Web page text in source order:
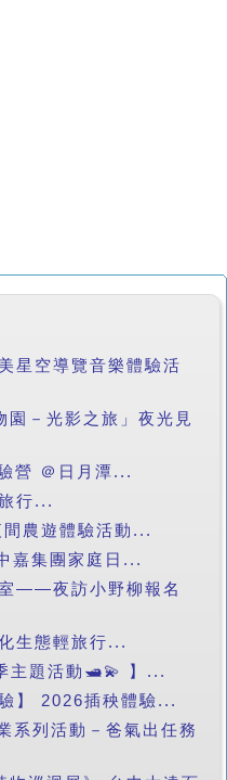
星空導覽音樂體驗活
園－光影之旅」夜光見
營 ＠日月潭...
行...
農遊體驗活動...
嘉集團家庭日...
——夜訪小野柳報名
生態輕旅行...
主題活動🛥️💫 】...
】 2026插秧體驗...
系列活動－爸氣出任務